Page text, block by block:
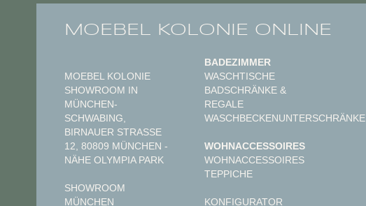
MOEBEL KOLONIE ONLINE
MOEBEL KOLONIE
SHOWROOM IN
MÜNCHEN-
SCHWABING,
BIRNAUER STRASSE 1
2, 80809 MÜNCHEN - N
ÄHE OLYMPIA PARK
SHOWROOM
MÜNCHEN
BADEZIMMER
WASCHTISCHE
BADSCHRÄNKE &
REGALE
WASCHBECKENUNTERSCHRÄNKE
WOHNACCESSOIRES
WOHNACCESSOIRES
TEPPICHE
KONFIGURATOR